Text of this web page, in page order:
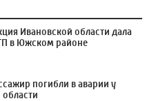
Ивановской области дала
в Южском районе
погибли в аварии у